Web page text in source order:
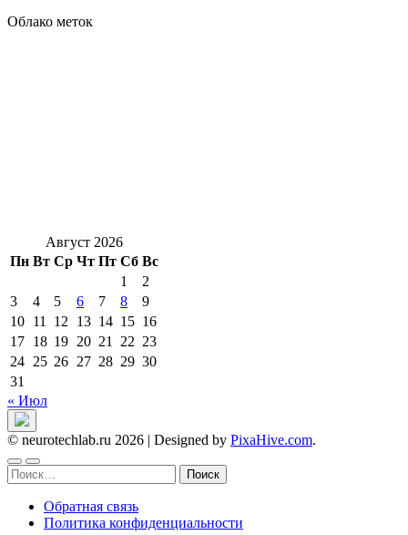
Облако меток
Август 2026
Пн Вт Ср Чт Пт Сб Вс
1
2
3
4 5 6 7 8
9
10 11 12 13 14 15 16
17 18 19 20 21 22 23
24 25 26 27 28 29 30
31
« Июл
© neurotechlab.ru 2026 | Designed by PixaHive.com.
Найти:
Обратная связь
Политика конфиденциальности